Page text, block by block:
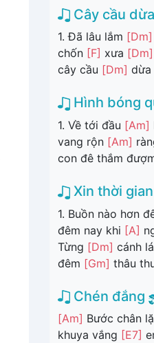
Cây cầu dừa
1. Đã lâu lắm [Dm]
chốn [F] xưa [Dm]
cây cầu [Dm] dừa
Hình bóng
1. Về tới đầu [Am]
vang rộn [Am]
con đê thắm
Xin thời
1. Buồn nào hơn
đêm nay khi [A]
Từng [Dm] cánh
đêm [Gm] thâu
Chén đắng
[Am] Bước chân
khuya vắng [E7]